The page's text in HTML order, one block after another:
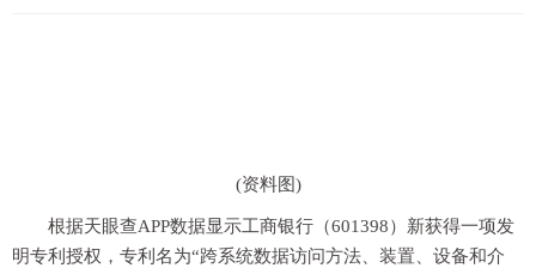
(资料图)
根据天眼查APP数据显示工商银行（601398）新获得一项发
明专利授权，专利名为“跨系统数据访问方法、装置、设备和介